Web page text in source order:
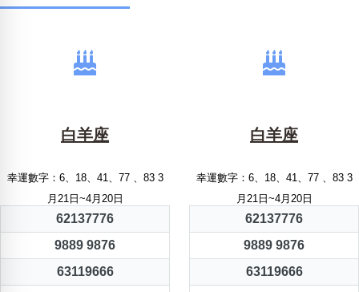
白羊座
幸運數字：6、18、41、77 、83 3
月21日~4月20日
62137776
9889 9876
63119666
白羊座
幸運數字：6、18、41、77 、83 3
月21日~4月20日
62137776
9889 9876
63119666